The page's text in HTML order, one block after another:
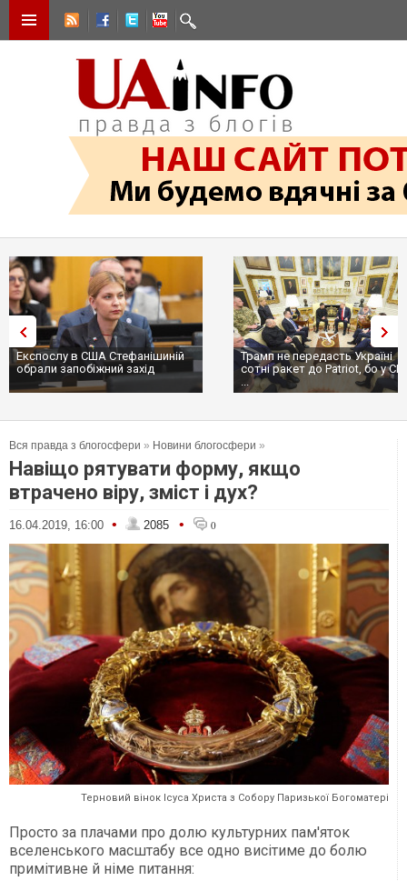
Експослу в США Стефанішиній
обрали запобіжний захід
Трамп не передасть Україні
сотні ракет до Patriot, бо у
...
Вся правда з блогосфери » Новини блогосфери »
Навіщо рятувати форму, якщо
втрачено віру, зміст і дух?
16.04.2019, 16:00 • 2085 • 0
Терновий вінок Ісуса Христа з Собору Паризької Богоматері
Просто за плачами про долю культурних пам'яток
вселенського масштабу все одно висітиме до болю
примітивне й німе питання: